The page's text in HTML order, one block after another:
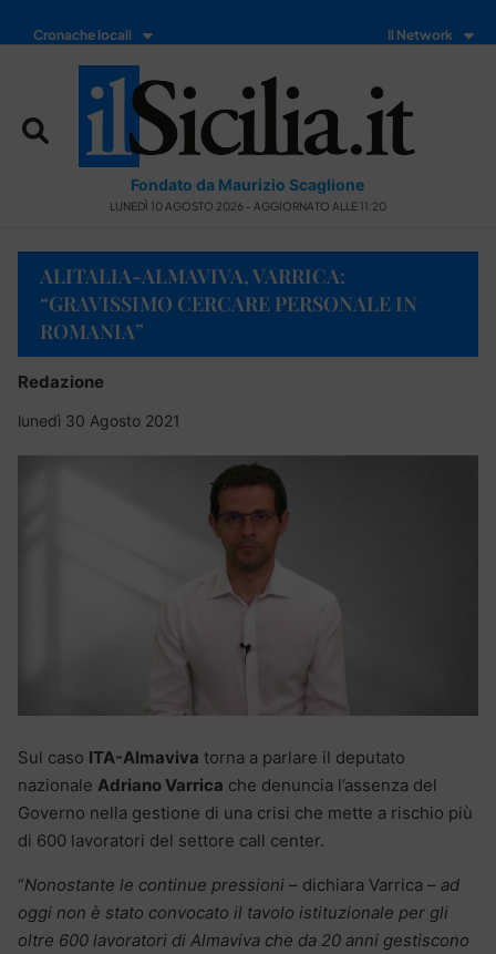
Cronache locali Il Network
Fondato da Maurizio Scaglione
LUNEDÌ 10 AGOSTO 2026 - AGGIORNATO ALLE 11:20
ALITALIA-ALMAVIVA, VARRICA:
“GRAVISSIMO CERCARE PERSONALE IN
ROMANIA”
Redazione
lunedì 30 Agosto 2021
Sul caso ITA-Almaviva torna a parlare il deputato
nazionale Adriano Varrica che denuncia l’assenza del
Governo nella gestione di una crisi che mette a rischio più
di 600 lavoratori del settore call center.
“Nonostante le continue pressioni – dichiara Varrica – ad
oggi non è stato convocato il tavolo istituzionale per gli
oltre 600 lavoratori di Almaviva che da 20 anni gestiscono